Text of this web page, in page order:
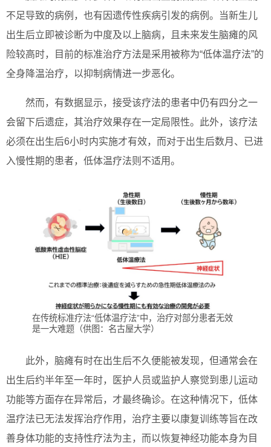
不足导致的病例，也有因遗传性疾病引发的病例。当新生儿
出生后立即被诊断为中度及以上脑病，且未来发生脑瘫的风
险较高时，目前的标准治疗方法是采用被称为“低体温疗法”的
全身降温治疗，以抑制病情进一步恶化。
然而，有数据显示，接受该疗法的患者中仍有四分之一
会留下后遗症，其治疗效果存在一定局限性。此外，该疗法
必须在出生后6小时内实施才有效，而对于出生后数月、已进
入慢性期的患者，低体温疗法则不适用。
在传统标准疗法“低体温疗法”中，治疗对部分患者无效
是一大难题（供图：名古屋大学）
此外，脑瘫有时在出生后不久便能被发现，但通常会在
出生后约半年至一年时，医护人员或监护人察觉到患儿运动
功能等方面存在异常后，才最终确诊。在这种情况下，低体
温疗法已无法发挥治疗作用，治疗主要以康复训练等旨在改
善身体功能的支持性疗法为主，而以恢复神经功能本身为目